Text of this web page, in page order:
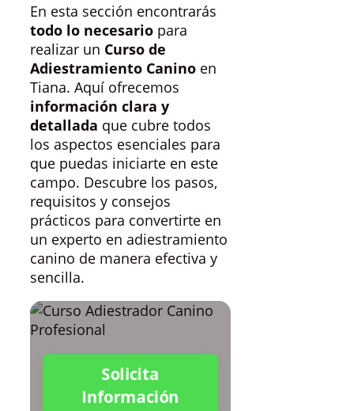
En esta sección encontrarás
todo lo necesario para
realizar un Curso de
Adiestramiento Canino en
Tiana. Aquí ofrecemos
información clara y
detallada que cubre todos
los aspectos esenciales para
que puedas iniciarte en este
campo. Descubre los pasos,
requisitos y consejos
prácticos para convertirte en
un experto en adiestramiento
canino de manera efectiva y
sencilla.
Solicita
Información